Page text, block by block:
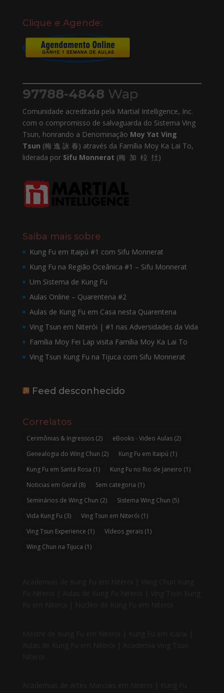
Clique e Agende:
97788-4848 Wap
Comunidade acreditada pela Martial Intelligence, Inc.
com o compromisso de salvaguarda do Sistema Ving
Tsun, honrando a Denominação Moy Yat Ving
Tsun (梅 逸 詠 春) através da Família Moy Ka Lai To,
liderada por Sifu Monnerat (梅 加 柆 扗)
Saiba mais sobre
Kung Fu em Itaipú #1 com Sifu Monnerat
Kung Fu na Região Oceânica #1 – Sifu Monnerat
Um Sistema de Kung Fu
Aulas Online – Quarentena #2
Aulas de Kung Fu em Casa nesta Quarentena
Ving Tsun em Niterói | #1 nas Adversidades da Vida
Família Moy Fei Lap visita Família Moy Ka Lai To
Ving Tsun Kung Fu na Tijuca com Sifu Monnerat
Feed desconhecido
Correlatos
Cerimônias & Ingressos(2) eBooks - Video Aulas(2)
Genealogia do Wing Chun (2) Kung Fu em Itaipú (1)
Kung Fu em Santa Rosa (1) Kung Fu no Rio de Janeiro (1)
Noticias em Geral (8) Sem categoria (1)
Seminários de Wing Chun (2) Sistema Wing Chun (5)
Vida Kung Fu (3) Ving Tsun em Niterói (1)
Ving Tsun Experience (1) Vídeos gerais(1)
Wing Chun na Tijuca (1)